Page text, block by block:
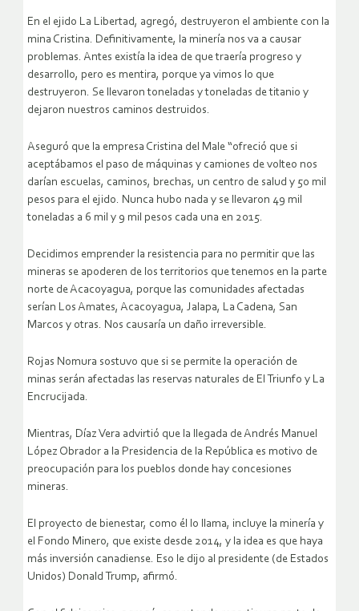
En el ejido La Libertad, agregó, destruyeron el ambiente con la
mina Cristina. Definitivamente, la minería nos va a causar
problemas. Antes existía la idea de que traería progreso y
desarrollo, pero es mentira, porque ya vimos lo que
destruyeron. Se llevaron toneladas y toneladas de titanio y
dejaron nuestros caminos destruidos.
Aseguró que la empresa Cristina del Male “ofreció que si
aceptábamos el paso de máquinas y camiones de volteo nos
darían escuelas, caminos, brechas, un centro de salud y 50 mil
pesos para el ejido. Nunca hubo nada y se llevaron 49 mil
toneladas a 6 mil y 9 mil pesos cada una en 2015.
Decidimos emprender la resistencia para no permitir que las
mineras se apoderen de los territorios que tenemos en la parte
norte de Acacoyagua, porque las comunidades afectadas
serían Los Amates, Acacoyagua, Jalapa, La Cadena, San
Marcos y otras. Nos causaría un daño irreversible.
Rojas Nomura sostuvo que si se permite la operación de
minas serán afectadas las reservas naturales de El Triunfo y La
Encrucijada.
Mientras, Díaz Vera advirtió que la llegada de Andrés Manuel
López Obrador a la Presidencia de la República es motivo de
preocupación para los pueblos donde hay concesiones
mineras.
El proyecto de bienestar, como él lo llama, incluye la minería y
el Fondo Minero, que existe desde 2014, y la idea es que haya
más inversión canadiense. Eso le dijo al presidente (de Estados
Unidos) Donald Trump, afirmó.